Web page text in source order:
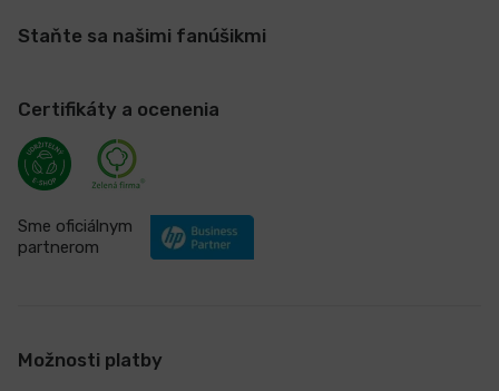
Staňte sa našimi fanúšikmi
Certifikáty a ocenenia
Sme oficiálnym
partnerom
Možnosti platby